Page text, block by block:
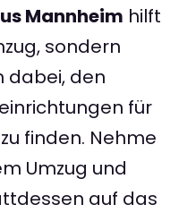
Mannheim hilft
sondern
dabei, den
für
finden. Nehme
Umzug und
auf das